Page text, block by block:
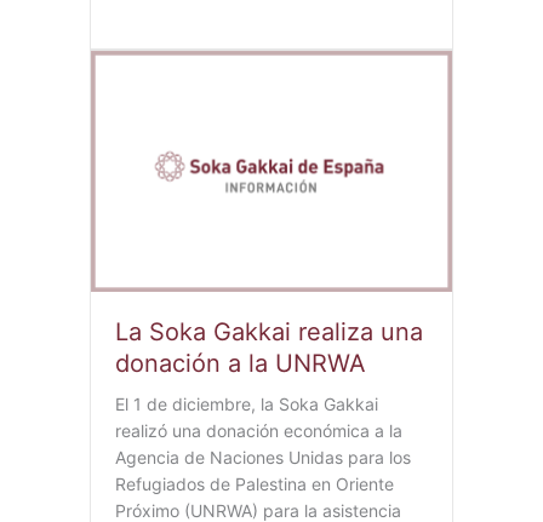
La Soka Gakkai realiza una
donación a la UNRWA
El 1 de diciembre, la Soka Gakkai
realizó una donación económica a la
Agencia de Naciones Unidas para los
Refugiados de Palestina en Oriente
Próximo (UNRWA) para la asistencia